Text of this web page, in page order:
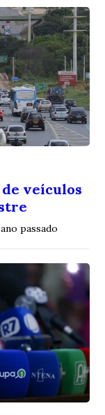
veículos
passado